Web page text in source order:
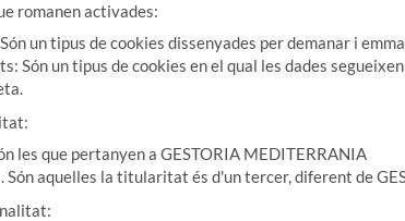
romanen activades:
un tipus de cookies dissenyades per demanar i
Són un tipus de cookies en el qual les dades
les que pertanyen a GESTORIA MEDITERRANIA
Són aquelles la titularitat és d'un tercer, diferent de